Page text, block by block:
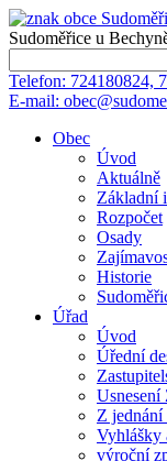
Sudoměřice u
Telefon: 724180824,
E-mail:
Obec
Úvod
Aktuálně
Základní
Rozpočet
Osady
Historie
Úřad
Úvod
Úřední
Usnesení
Z jednání
Vyhlášky
výroční